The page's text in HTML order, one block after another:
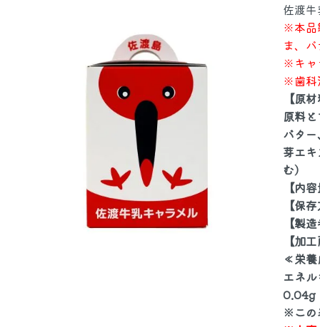
夏のおすすめ特集 防災
鮭・鱒 かに
漬魚
干物・珍味 加工
海藻
麺類
佐渡
※本品
ま、
※キャ
※歯科
【原
原料
バタ
芽エ
む）
【内
【保
【製
【加
≪栄養
エネ
0.04g
※この